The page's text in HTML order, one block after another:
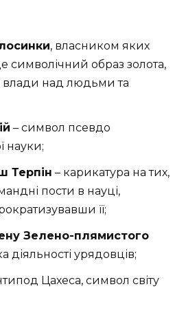
, власником яких
символічний образ золота,
влади над людьми та
– символ псевдо
науки;
Терпін – карикатура на тих,
пости в науці,
її;
Зелено-плямистого
діяльності урядовців;
Цахеса, символ світу